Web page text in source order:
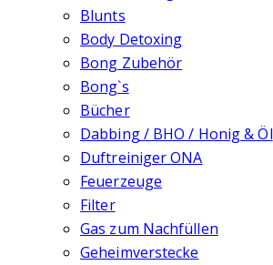
Blunts
Body Detoxing
Bong Zubehör
Bong`s
Bücher
Dabbing / BHO / Honig & Öl
Duftreiniger ONA
Feuerzeuge
Filter
Gas zum Nachfüllen
Geheimverstecke